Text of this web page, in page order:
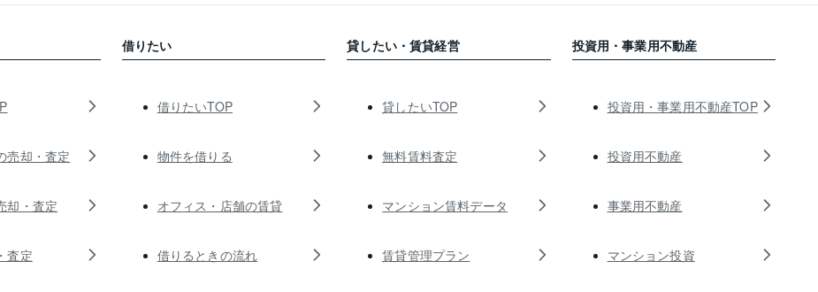
売却・査定
却・査定
査定
借りたい
借りたいTOP
物件を借りる
オフィス・店舗の賃貸
借りるときの流れ
貸したい・賃貸経営
貸したいTOP
無料賃料査定
マンション賃料データ
賃貸管理プラン
投資用・事業用不動産
投資用・事業用不動産TOP
投資用不動産
事業用不動産
マンション投資